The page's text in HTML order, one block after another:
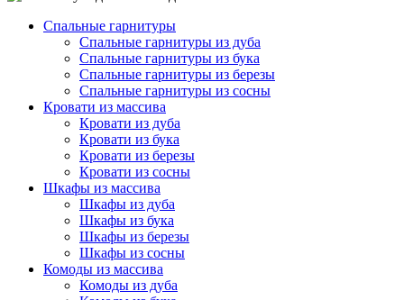
Спальные гарнитуры
Спальные гарнитуры из дуба
Спальные гарнитуры из бука
Спальные гарнитуры из березы
Спальные гарнитуры из сосны
Кровати из массива
Кровати из дуба
Кровати из бука
Кровати из березы
Кровати из сосны
Шкафы из массива
Шкафы из дуба
Шкафы из бука
Шкафы из березы
Шкафы из сосны
Комоды из массива
Комоды из дуба